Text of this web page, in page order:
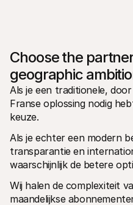
Choose the
geographic
Als je een traditionele,
Franse oplossing nodig
keuze.
Als je echter een modern
transparantie en
waarschijnlijk de betere
Wij halen de complexiteit
maandelijkse